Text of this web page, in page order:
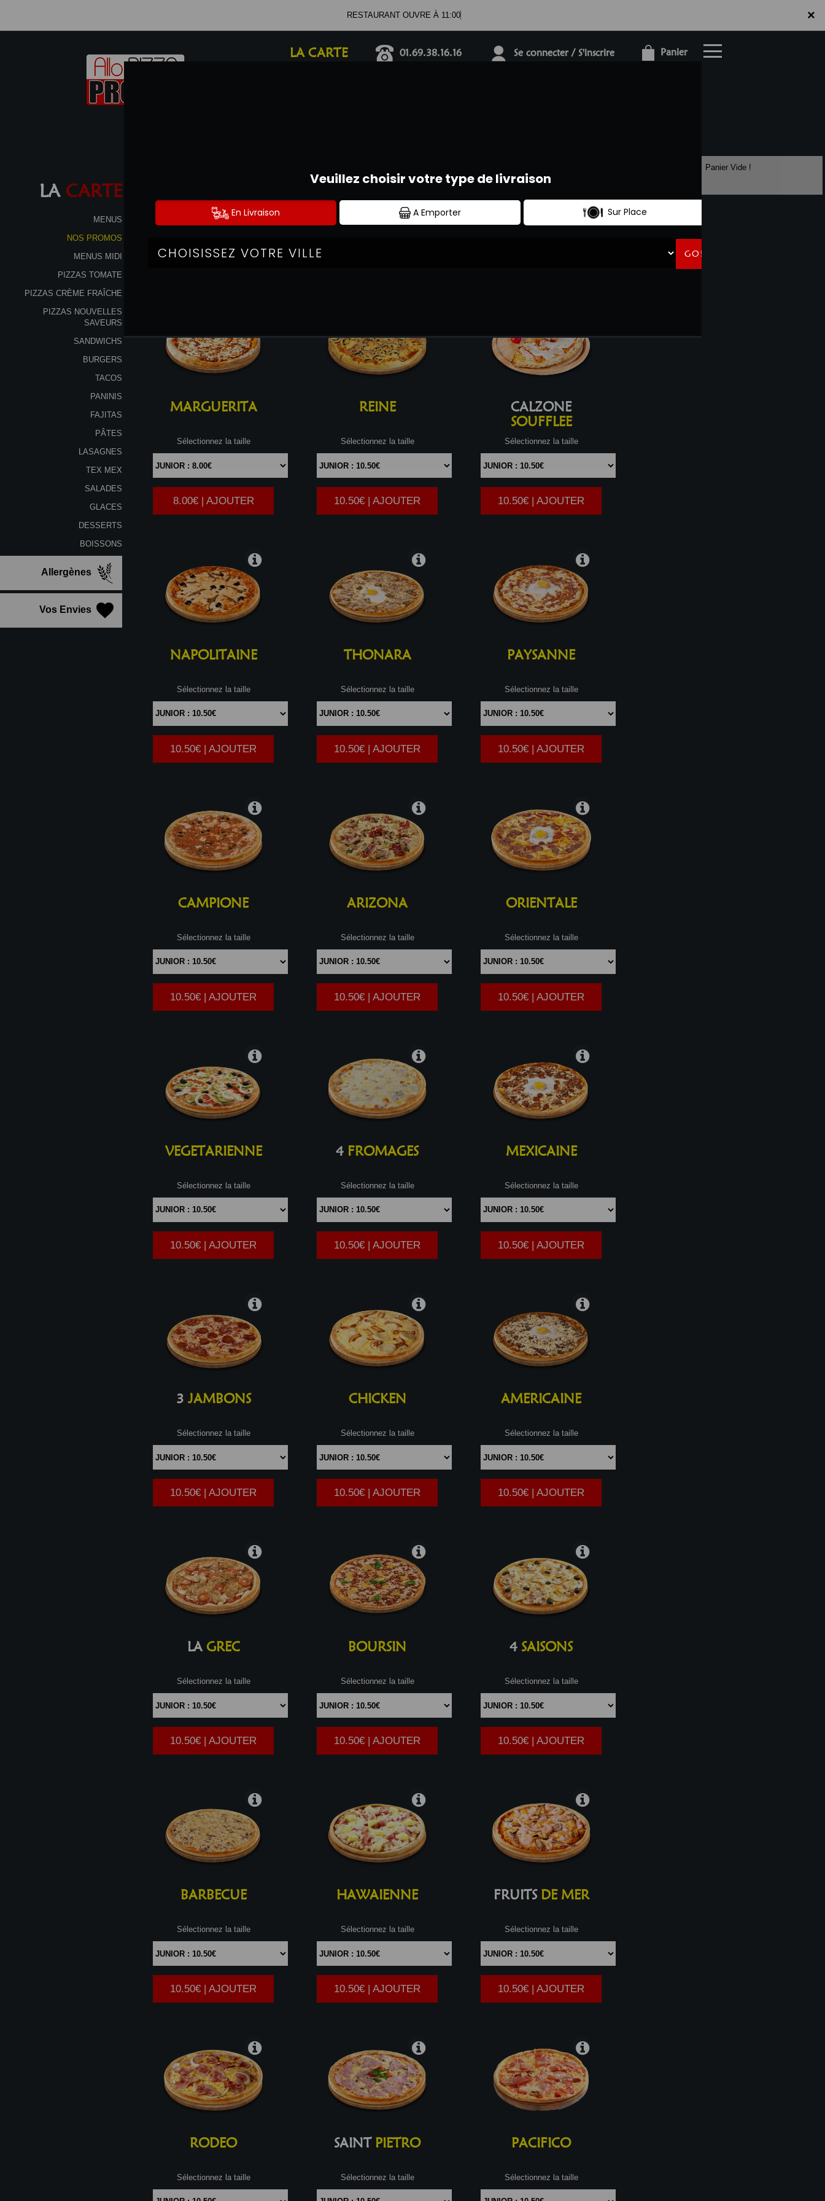
×
RESTAURANT OUVRE À 11:
LA CARTE 01.69.38.16.16 Se connecter / S'inscrire Panier
×
LA CARTE
MENUS
NOS PROMOS
MENUS MIDI
PIZZAS TOMATE
PIZZAS CRÈME FRAÎCHE
PIZZAS NOUVELLES
SAVEURS
SANDWICHS
BURGERS
TACOS
PANINIS
FAJITAS
PÂTES
LASAGNES
TEX MEX
SALADES
GLACES
DESSERTS
BOISSONS
Allergènes
Vos Envies
PIZZAS TOMATE
MARGUERITA
Sélectionnez la taille
|
8.00€ | AJOUTER
REINE
Sélectionnez la taille
|
10.50€ | AJOUTER
CALZONE
SOUFFLEE
Sélectionnez la taille
|
10.50€ | AJOUTER
NAPOLITAINE
Sélectionnez la taille
|
10.50€ | AJOUTER
THONARA
Sélectionnez la taille
|
10.50€ | AJOUTER
PAYSANNE
Sélectionnez la taille
|
10.50€ | AJOUTER
CAMPIONE
Sélectionnez la taille
|
10.50€ | AJOUTER
ARIZONA
Sélectionnez la taille
|
10.50€ | AJOUTER
ORIENTALE
Sélectionnez la taille
|
10.50€ | AJOUTER
VEGETARIENNE
Sélectionnez la taille
|
10.50€ | AJOUTER
4 FROMAGES
Sélectionnez la taille
|
10.50€ | AJOUTER
MEXICAINE
Sélectionnez la taille
|
10.50€ | AJOUTER
3 JAMBONS
Sélectionnez la taille
|
10.50€ | AJOUTER
CHICKEN
Sélectionnez la taille
|
10.50€ | AJOUTER
AMERICAINE
Sélectionnez la taille
|
10.50€ | AJOUTER
LAGREC
Sélectionnez la taille
|
10.50€ | AJOUTER
BOURSIN
Sélectionnez la taille
|
10.50€ | AJOUTER
4 SAISONS
Sélectionnez la taille
|
10.50€ | AJOUTER
BARBECUE
Sélectionnez la taille
|
10.50€ | AJOUTER
HAWAIENNE
Sélectionnez la taille
|
10.50€ | AJOUTER
FRUITSDE MER
Sélectionnez la taille
|
10.50€ | AJOUTER
RODEO
Sélectionnez la taille
SAINTPIETRO
Sélectionnez la taille
PACIFICO
Sélectionnez la taille
Panier Vide !